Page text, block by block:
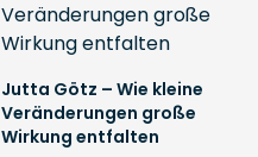
Jutta Götz – Wie kleine
Veränderungen große
Wirkung entfalten